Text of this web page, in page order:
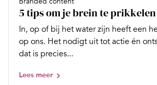
5 tips om je brein te
In, op of bij het water zijn heeft een
op ons. Het nodigt uit tot actie én
dat is precies...
Lees meer